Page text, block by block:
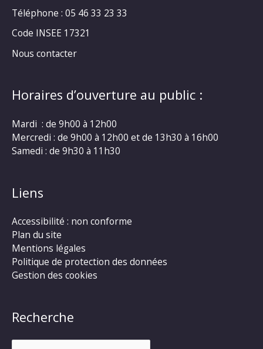
Téléphone : 05 46 33 23 33
Code INSEE 17321
Nous contacter
Horaires d’ouverture au public :
Mardi : de 9h00 à 12h00
Mercredi : de 9h00 à 12h00 et de 13h30 à 16h00
Samedi : de 9h30 à 11h30
Liens
Accessibilité : non conforme
Plan du site
Mentions légales
Politique de protection des données
Gestion des cookies
Recherche